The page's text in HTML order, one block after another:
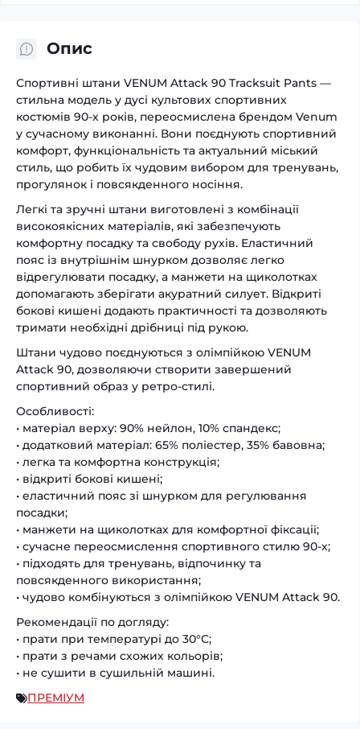
Опис
Спортивні штани VENUM Attack 90 Tracksuit Pants —
стильна модель у дусі культових спортивних
костюмів 90-х років, переосмислена брендом Venum
у сучасному виконанні. Вони поєднують спортивний
комфорт, функціональність та актуальний міський
стиль, що робить їх чудовим вибором для тренувань,
прогулянок і повсякденного носіння.
Легкі та зручні штани виготовлені з комбінації
високоякісних матеріалів, які забезпечують
комфортну посадку та свободу рухів. Еластичний
пояс із внутрішнім шнурком дозволяє легко
відрегулювати посадку, а манжети на щиколотках
допомагають зберігати акуратний силует. Відкриті
бокові кишені додають практичності та дозволяють
тримати необхідні дрібниці під рукою.
Штани чудово поєднуються з олімпійкою VENUM
Attack 90, дозволяючи створити завершений
спортивний образ у ретро-стилі.
Особливості:
• матеріал верху: 90% нейлон, 10% спандекс;
• додатковий матеріал: 65% поліестер, 35% бавовна;
• легка та комфортна конструкція;
• відкриті бокові кишені;
• еластичний пояс зі шнурком для регулювання
посадки;
• манжети на щиколотках для комфортної фіксації;
• сучасне переосмислення спортивного стилю 90-х;
• підходять для тренувань, відпочинку та
повсякденного використання;
• чудово комбінуються з олімпійкою VENUM Attack 90.
Рекомендації по догляду:
• прати при температурі до 30°C;
• прати з речами схожих кольорів;
• не сушити в сушильній машині.
ПРЕМІУМ